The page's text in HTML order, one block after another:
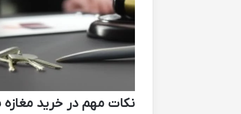
نکات مهم در خرید